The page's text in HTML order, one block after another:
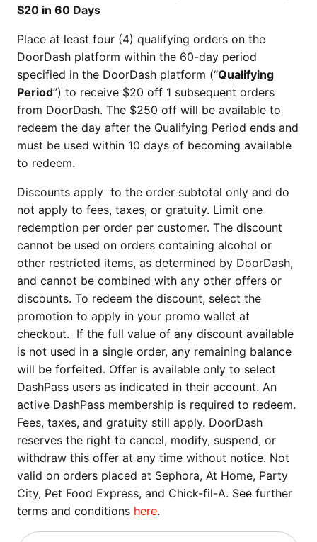
$20 in 60 Days
Place at least four (4) qualifying orders on the
DoorDash platform within the 60-day period
specified in the DoorDash platform (“Qualifying
Period”) to receive $20 off 1 subsequent orders
from DoorDash. The $250 off will be available to
redeem the day after the Qualifying Period ends and
must be used within 10 days of becoming available
to redeem.
Discounts apply to the order subtotal only and do
not apply to fees, taxes, or gratuity. Limit one
redemption per order per customer. The discount
cannot be used on orders containing alcohol or
other restricted items, as determined by DoorDash,
and cannot be combined with any other offers or
discounts. To redeem the discount, select the
promotion to apply in your promo wallet at
checkout. If the full value of any discount available
is not used in a single order, any remaining balance
will be forfeited. Offer is available only to select
DashPass users as indicated in their account. An
active DashPass membership is required to redeem.
Fees, taxes, and gratuity still apply. DoorDash
reserves the right to cancel, modify, suspend, or
withdraw this offer at any time without notice. Not
valid on orders placed at Sephora, At Home, Party
City, Pet Food Express, and Chick-fil-A. See further
terms and conditions here.